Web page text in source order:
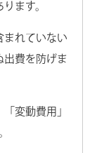
ます。
まれていない
出費を防げま
変動費用」